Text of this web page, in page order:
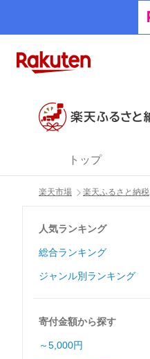
トップ
楽天市場 楽天ふるさと納税
人気ランキング
総合ランキング
ジャンル別ランキング
寄付金額から探す
～5,000円